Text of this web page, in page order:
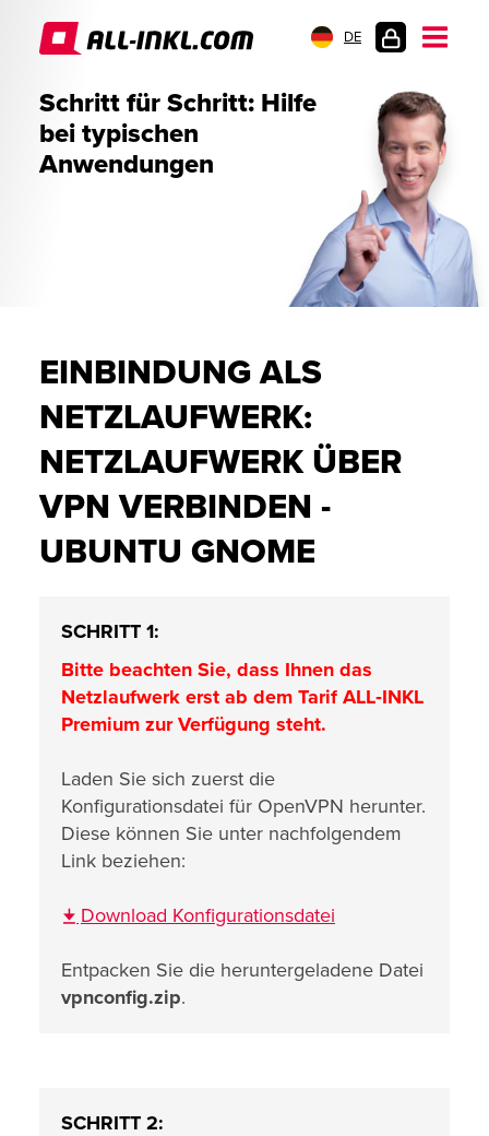
DE
Schritt für Schritt: Hilfe
bei typischen
Anwendungen
EINBINDUNG ALS
NETZLAUFWERK:
NETZLAUFWERK ÜBER
VPN VERBINDEN -
UBUNTU GNOME
SCHRITT 1:
Bitte beachten Sie, dass Ihnen das
Netzlaufwerk erst ab dem Tarif ALL‑INKL
Premium zur Verfügung steht.
Laden Sie sich zuerst die
Konfigurationsdatei für OpenVPN herunter.
Diese können Sie unter nachfolgendem
Link beziehen:
Download Konfigurationsdatei
Entpacken Sie die heruntergeladene Datei
vpnconfig.zip.
SCHRITT 2: